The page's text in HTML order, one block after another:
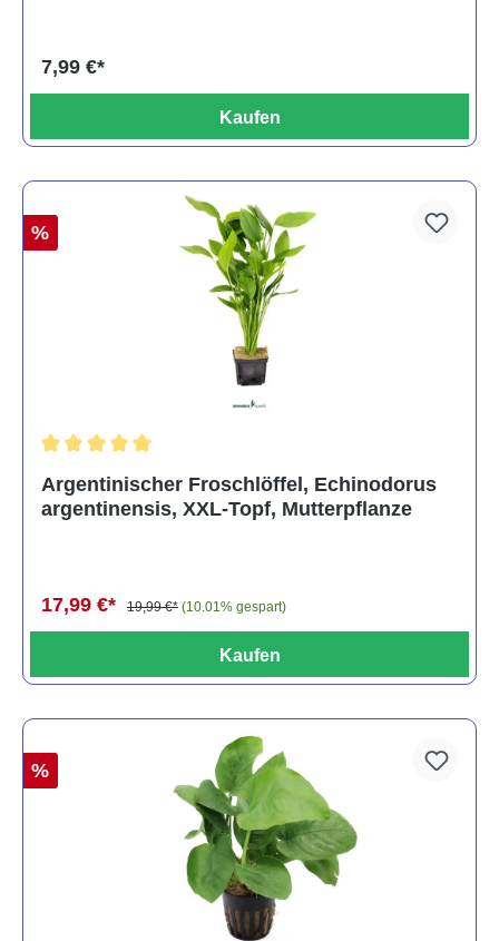
7,99 €*
Kaufen
%
Argentinischer Froschlöffel, Echinodorus
argentinensis, XXL-Topf, Mutterpflanze
17,99 €* 19,99 €* (10.01% gespart)
Kaufen
%